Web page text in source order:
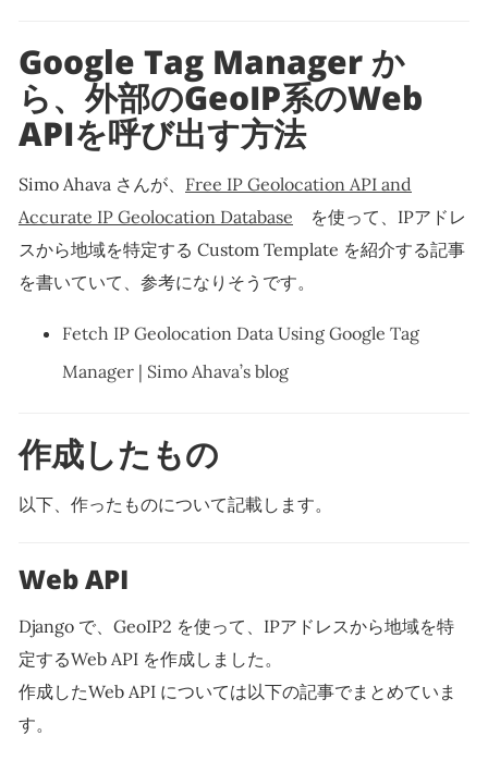
Google Tag Manager か
ら、外部のGeoIP系のWeb
APIを呼び出す方法
Simo Ahava さんが、 Free IP Geolocation API and
Accurate IP Geolocation Database を使って、IPアドレ
スから地域を特定する Custom Template を紹介する記事
を書いていて、参考になりそうです。
Fetch IP Geolocation Data Using Google Tag
Manager | Simo Ahava’s blog
作成したもの
以下、作ったものについて記載します。
Web API
Django で、GeoIP2 を使って、IPアドレスから地域を特
定するWeb API を作成しました。
作成したWeb API については以下の記事でまとめていま
す。